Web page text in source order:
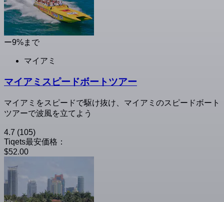
ー9%まで
マイアミ
マイアミスピードボートツアー
マイアミをスピードで駆け抜け、マイアミのスピードボート
ツアーで波風を立てよう
4.7 (105)
Tiqets最安価格：
$52.00